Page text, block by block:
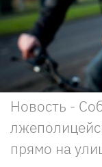
Новость -
прямо на